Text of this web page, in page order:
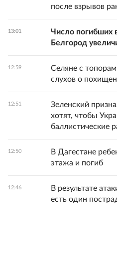
после взрывов
13:01
Число погибших
Белгород
12:59
Селяне с
слухов о
12:51
Зеленский
хотят, чтобы
баллистические
12:50
В Дагестане
этажа и погиб
12:46
В результате
есть один